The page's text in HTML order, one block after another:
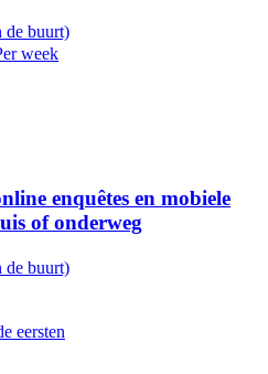
de buurt)
week
enquêtes en mobiele
of onderweg
de buurt)
eersten